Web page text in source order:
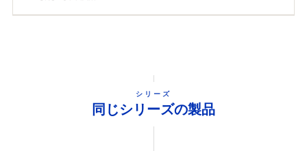
シリーズ
同じシリーズの製品